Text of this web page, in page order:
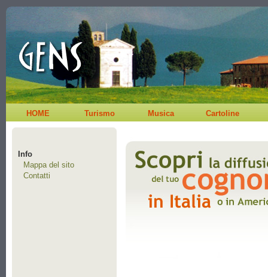
HOME Turismo Musica Cartoline
Info
Mappa del sito
Contatti